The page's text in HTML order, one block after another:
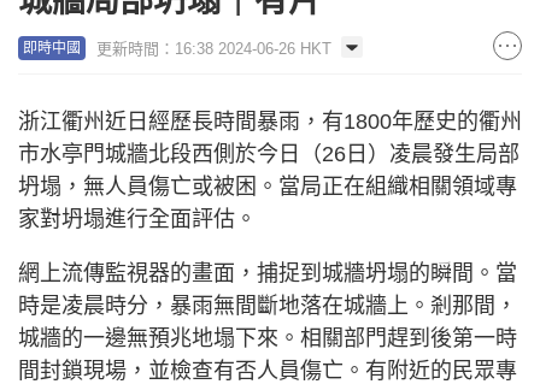
即時中國 更新時間：16:38 2024-06-26 HKT
浙江衢州近日經歷長時間暴雨，有1800年歷史的衢州
市水亭門城牆北段西側於今日（26日）凌晨發生局部
坍塌，無人員傷亡或被困。當局正在組織相關領域專
家對坍塌進行全面評估。
網上流傳監視器的畫面，捕捉到城牆坍塌的瞬間。當
時是凌晨時分，暴雨無間斷地落在城牆上。剎那間，
城牆的一邊無預兆地塌下來。相關部門趕到後第一時
間封鎖現場，並檢查有否人員傷亡。有附近的民眾專